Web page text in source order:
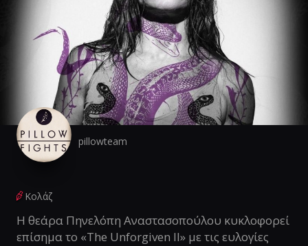
pillowteam
Κολάζ
Η θεάρα Πηνελόπη Αναστασοπούλου κυκλοφορεί
επίσημα το «The Unforgiven II» με τις ευλογίες